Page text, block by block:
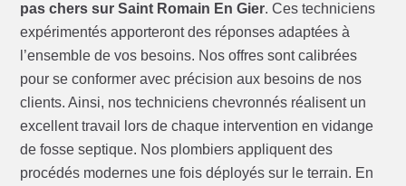
pas chers sur Saint Romain En Gier. Ces techniciens
expérimentés apporteront des réponses adaptées à
l’ensemble de vos besoins. Nos offres sont calibrées
pour se conformer avec précision aux besoins de nos
clients. Ainsi, nos techniciens chevronnés réalisent un
excellent travail lors de chaque intervention en vidange
de fosse septique. Nos plombiers appliquent des
procédés modernes une fois déployés sur le terrain. En